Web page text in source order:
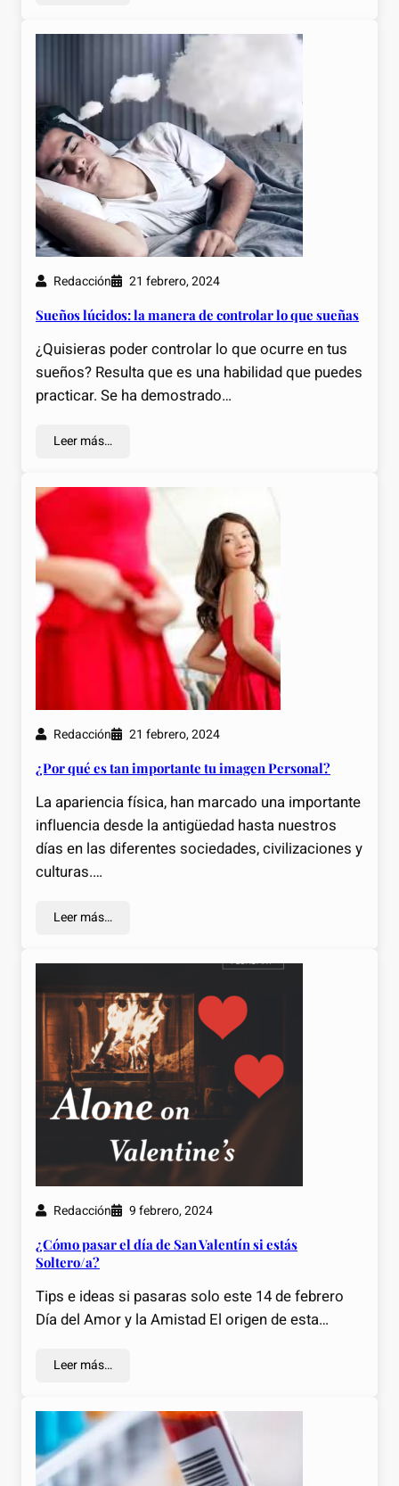
Redacción 21 febrero, 2024
Sueños lúcidos: la manera de controlar lo que sueñas
¿Quisieras poder controlar lo que ocurre en tus
sueños? Resulta que es una habilidad que puedes
practicar. Se ha demostrado…
Leer más…
Redacción 21 febrero, 2024
¿Por qué es tan importante tu imagen Personal?
La apariencia física, han marcado una importante
influencia desde la antigüedad hasta nuestros
días en las diferentes sociedades, civilizaciones y
culturas.…
Leer más…
Redacción 9 febrero, 2024
¿Cómo pasar el día de San Valentín si estás
Soltero/a?
Tips e ideas si pasaras solo este 14 de febrero
Día del Amor y la Amistad El origen de esta…
Leer más…